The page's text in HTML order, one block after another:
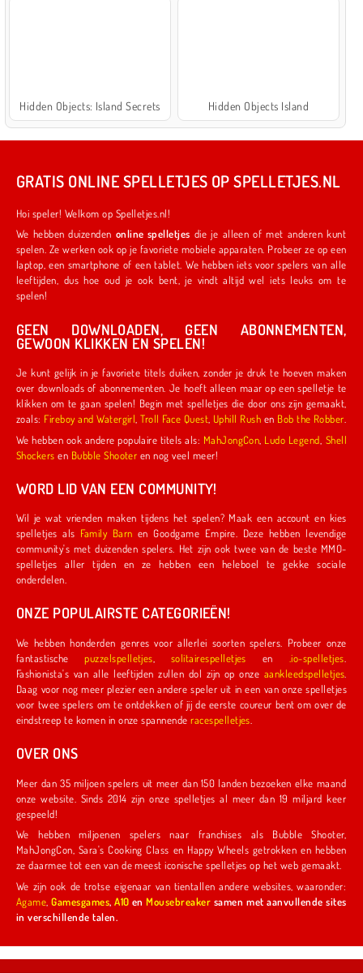
Hidden Objects: Island Secrets Hidden Objects Island
GRATIS ONLINE SPELLETJES OP SPELLETJES.NL
Hoi speler! Welkom op Spelletjes.nl!
We hebben duizenden online spelletjes die je alleen of met anderen kunt
spelen. Ze werken ook op je favoriete mobiele apparaten. Probeer ze op een
laptop, een smartphone of een tablet. We hebben iets voor spelers van alle
leeftijden, dus hoe oud je ook bent, je vindt altijd wel iets leuks om te
spelen!
GEEN DOWNLOADEN, GEEN ABONNEMENTEN,
GEWOON KLIKKEN EN SPELEN!
Je kunt gelijk in je favoriete titels duiken, zonder je druk te hoeven maken
over downloads of abonnementen. Je hoeft alleen maar op een spelletje te
klikken om te gaan spelen! Begin met spelletjes die door ons zijn gemaakt,
zoals:
Fireboy and Watergirl ,Troll Face Quest Uphill Rush en Bob the Robber
We hebben ook andere populaire titels als: MahJongCon Ludo Legend Shell
Shockers en Bubble Shooter en nog veel meer!
WORD LID VAN EEN COMMUNITY!
Wil je wat vrienden maken tijdens het spelen? Maak een account en kies
spelletjes als
Family Barn en Goodgame Empire. Deze hebben levendige
community's met duizenden spelers. Het zijn ook twee van de beste MMO-
spelletjes aller tijden en ze hebben een heleboel te gekke sociale
onderdelen.
ONZE POPULAIRSTE CATEGORIEËN!
We hebben honderden genres voor allerlei soorten spelers. Probeer onze
fantastischepuzzelspelletjes solitairespelletjes en .io-spelletjes
Fashionista's van alle leeftijden zullen dol zijn op onze aankleedspelletjes
Daag voor nog meer plezier een andere speler uit in een van onze spelletjes
voor twee spelers om te ontdekken of jij de eerste coureur bent om over de
eindstreep te komen in onze spannenderacespelletjes
OVER ONS
Meer dan 35 miljoen spelers uit meer dan 150 landen bezoeken elke maand
onze website. Sinds 2014 zijn onze spelletjes al meer dan 19 miljard keer
gespeeld!
We hebben miljoenen spelers naar franchises als Bubble Shooter,
MahJongCon, Sara's Cooking Class en Happy Wheels getrokken en hebben
ze daarmee tot een van de meest iconische spelletjes op het web gemaakt.
We zijn ook de trotse eigenaar van tientallen andere websites, waaronder:
Agame ,Gamesgames,A10 enMousebreaker samen met aanvullende sites
in verschillende talen.